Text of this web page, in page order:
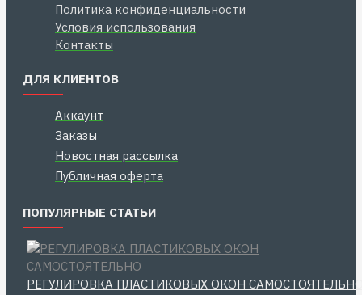
Политика конфиденциальности
Условия использования
Контакты
ДЛЯ КЛИЕНТОВ
Аккаунт
Заказы
Новостная рассылка
Публичная оферта
ПОПУЛЯРНЫЕ СТАТЬИ
РЕГУЛИРОВКА ПЛАСТИКОВЫХ ОКОН